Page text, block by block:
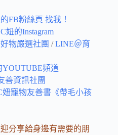
FB粉絲頁 找我！
妞的Instagram
物嚴選社團 /LINE＠育
頻道
善資訊社團
寵物友善書《帶毛小孩
分享給身邊有需要的朋